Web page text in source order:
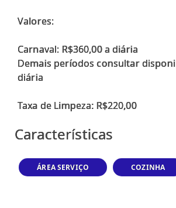
Valores:
Carnaval: R$360,00 a diária
Demais períodos consultar
diária
Taxa de Limpeza: R$220,00
Características
ÁREA SERVIÇO COZINHA